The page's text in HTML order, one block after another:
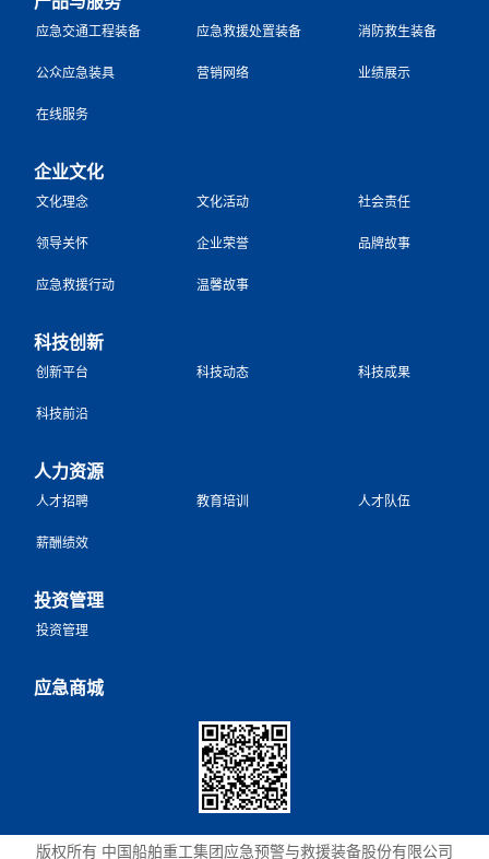
应急交通工程装备 应急救援处置装备 消防救生装备
公众应急装具 营销网络 业绩展示
在线服务
企业文化
文化理念 文化活动 社会责任
领导关怀 企业荣誉 品牌故事
应急救援行动 温馨故事
科技创新
创新平台 科技动态 科技成果
科技前沿
人力资源
人才招聘 教育培训 人才队伍
薪酬绩效
投资管理
投资管理
应急商城
版权所有 中国船舶重工集团应急预警与救援装备股份有限公司